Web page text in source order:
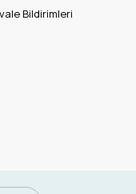
Bildirimleri